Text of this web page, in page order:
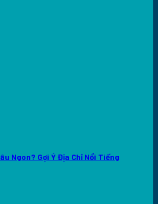
Ngon? Gợi Ý Địa Chỉ Nổi Tiếng